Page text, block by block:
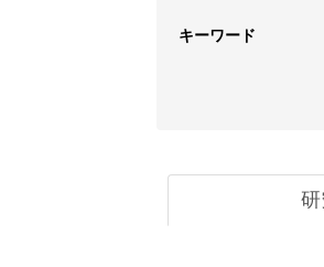
キーワード
研